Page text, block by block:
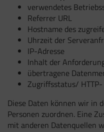
verwendetes
Referrer URL
Hostname des
Uhrzeit der
IP-Adresse
Inhalt der
übertragene
Zugriffsstatus/
Diese Daten können wir in
Personen zuordnen. Eine
mit anderen Datenquellen